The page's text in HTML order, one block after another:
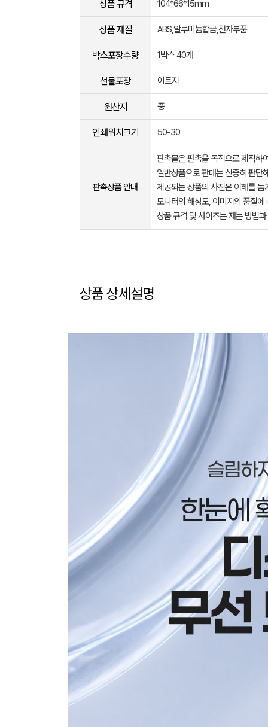
상품 규격 104*66*15mm
상품 재질 ABS,알루미늄합금,전자부품
박스포장수량 1박스 40개
선물포장 아트지
원산지 중
인쇄위치크기 50-30
판촉상품 안내
판촉물은 판촉을 목적으로 제작하
일반상품으로 판매는 신중히 판단
제공되는 상품의 사진은 이해를
모니터의 해상도, 이미지의 품질
상품 규격 및 사이즈는 재는 방법
상품 상세설명